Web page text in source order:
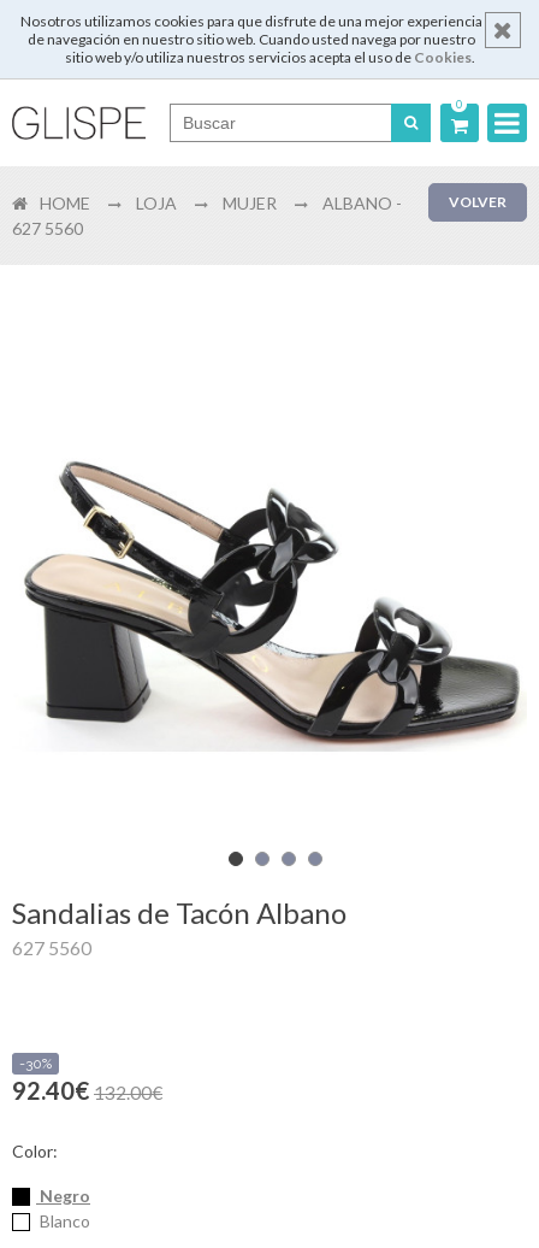
Nosotros utilizamos cookies para que disfrute de una mejor experiencia
de navegación en nuestro sitio web. Cuando usted navega por nuestro
sitio web y/o utiliza nuestros servicios acepta el uso de Cookies.
0
English
Registrar
Mi
cesta
Glispe
Mujer
VOLVER
HOME LOJA MUJER
ALBANO -
627 5560
Sandalias de Tacón Albano
627 5560
-30%
92.40€ 132.00€
Color:
Negro
Blanco